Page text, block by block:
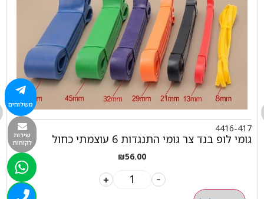
4416-417
גומי לופ בנד צר גומי התנגדות 6 עוצמתי כחול
₪56.00
-
+
משלוחים
שירות
לקוחות